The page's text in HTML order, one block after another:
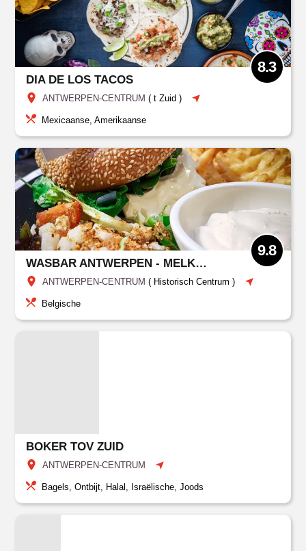
DIA DE LOS TACOS
ANTWERPEN-CENTRUM (t Zuid )
8.3
Mexicaanse, Amerikaanse
WASBAR ANTWERPEN - MELKMARKT
ANTWERPEN-CENTRUM ( Historisch Centrum )
9.8
Belgische
BOKER TOV ZUID
ANTWERPEN-CENTRUM
Bagels, Ontbijt, Halal, Israëlische, Joods